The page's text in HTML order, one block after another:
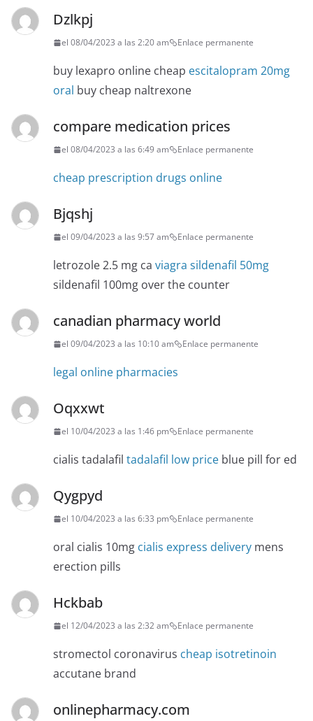
Dzlkpj
el 08/04/2023 a las 2:20 am Enlace permanente
buy lexapro online cheap escitalopram 20mg
oral buy cheap naltrexone
compare medication prices
el 08/04/2023 a las 6:49 am Enlace permanente
cheap prescription drugs online
Bjqshj
el 09/04/2023 a las 9:57 am Enlace permanente
letrozole 2.5 mg ca viagra sildenafil 50mg
sildenafil 100mg over the counter
canadian pharmacy world
el 09/04/2023 a las 10:10 am Enlace permanente
legal online pharmacies
Oqxxwt
el 10/04/2023 a las 1:46 pm Enlace permanente
cialis tadalafil tadalafil low price blue pill for ed
Qygpyd
el 10/04/2023 a las 6:33 pm Enlace permanente
oral cialis 10mg cialis express delivery mens
erection pills
Hckbab
el 12/04/2023 a las 2:32 am Enlace permanente
stromectol coronavirus cheap isotretinoin
accutane brand
onlinepharmacy.com